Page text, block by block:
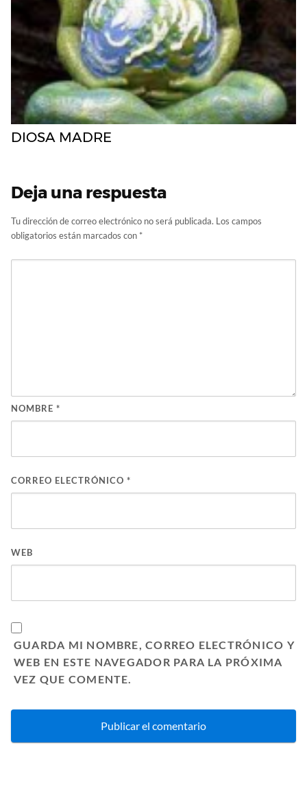
DIOSA MADRE
Deja una respuesta
Tu dirección de correo electrónico no será publicada. Los campos
obligatorios están marcados con *
NOMBRE *
CORREO ELECTRÓNICO *
WEB
GUARDA MI NOMBRE, CORREO ELECTRÓNICO Y
WEB EN ESTE NAVEGADOR PARA LA PRÓXIMA
VEZ QUE COMENTE.